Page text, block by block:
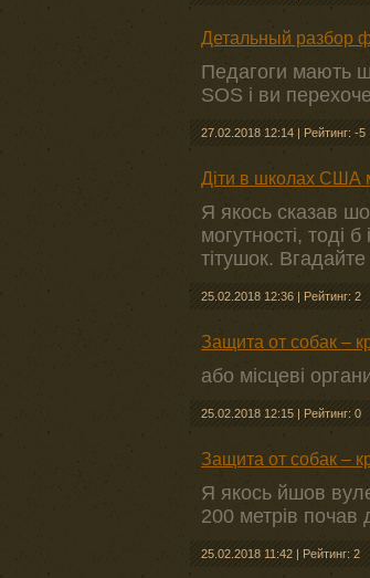
Детальный разбор
Педагоги мають
SOS і ви
27.02.2018 12:14 | Рейтинг: -5
Діти в школах США
Я якось сказав шо
могутності, тоді
тітушок.
25.02.2018 12:36 | Рейтинг: 2
Защита от собак –
або місцеві
25.02.2018 12:15 | Рейтинг: 0
Защита от собак –
Я якось йшов
200 метрів почав
25.02.2018 11:42 | Рейтинг: 2